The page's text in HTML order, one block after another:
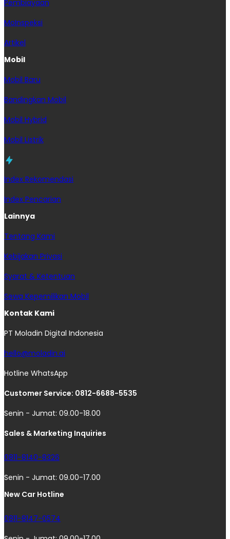
Pembiayaan
MoInspeksi
Artikel
Mobil
Mobil Baru
Bandingkan Mobil
Mobil Hybrid
Mobil Listrik
Index Rekomendasi
Index Pencarian
Lainnya
Tentang Kami
Kebijakan Privasi
Syarat & Ketentuan
Sewa Kepemilikan Mobil
Kontak Kami
PT Moladin Digital Indonesia
hello@moladin.ai
Hotline WhatsApp
Customer Service: 0812-6688-5535
Senin - Jumat: 09.00-18.00
Sales & Marketing Inquiries
0811-8140-8326
Senin - Jumat: 09.00-17.00
New Car Hotline
0811-8147-0574